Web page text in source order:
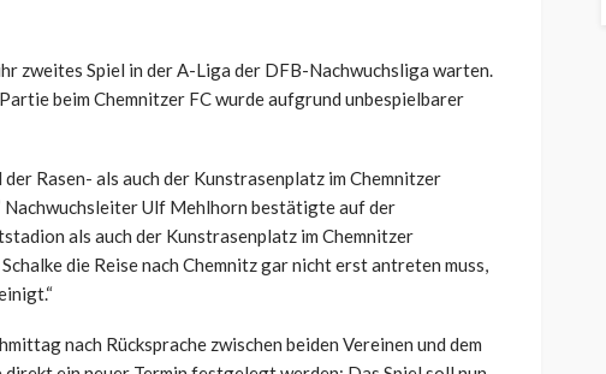
zweites Spiel in der A-Liga der DFB-Nachwuchsliga warten.
beim Chemnitzer FC wurde aufgrund unbespielbarer
Rasen- als auch der Kunstrasenplatz im Chemnitzer
Nachwuchsleiter Ulf Mehlhorn bestätigte auf der
als auch der Kunstrasenplatz im Chemnitzer
die Reise nach Chemnitz gar nicht erst antreten muss,
nach Rücksprache zwischen beiden Vereinen und dem